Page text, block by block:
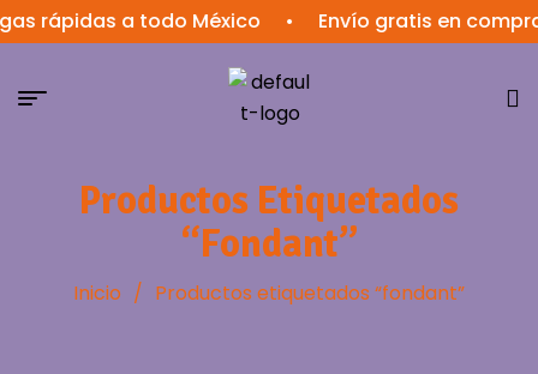
rápidas a todo México • Envío gratis en
Productos Etiquetados
“fondant”
Inicio / Productos etiquetados “fondant”